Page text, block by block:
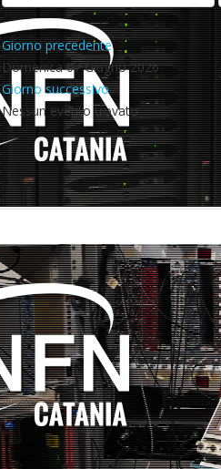
Giorno precedente
Domenica 07 Giugno 2026
Giorno successivo
Nessun evento trovato